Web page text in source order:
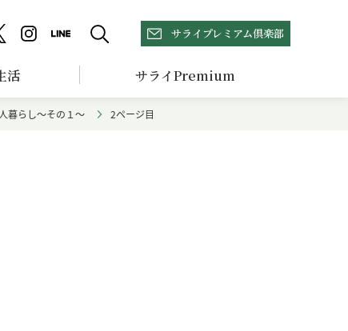
サライプレミアム倶楽部
活 サライPremium
暮らし～その１～ 2ページ目